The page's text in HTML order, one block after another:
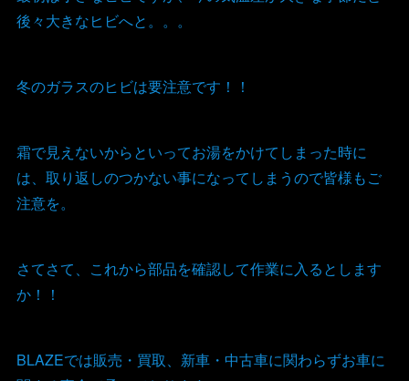
後々大きなヒビへと。。。
冬のガラスのヒビは要注意です！！
霜で見えないからといってお湯をかけてしまった時に
は、取り返しのつかない事になってしまうので皆様もご
注意を。
さてさて、これから部品を確認して作業に入るとします
か！！
BLAZEでは販売・買取、新車・中古車に関わらずお車に